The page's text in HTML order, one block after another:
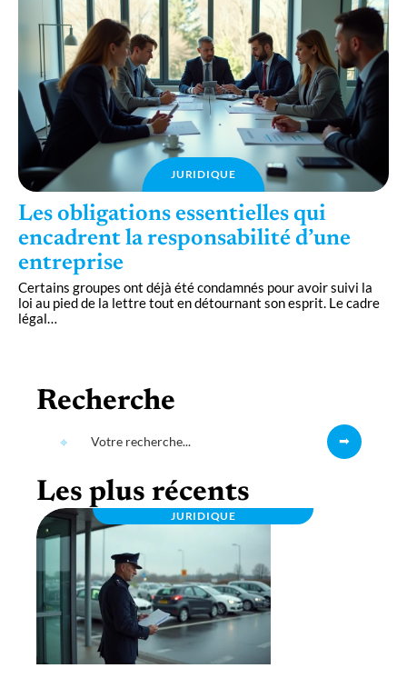
JURIDIQUE
Les obligations essentielles qui
encadrent la responsabilité d’une
entreprise
Certains groupes ont déjà été condamnés pour avoir suivi la
loi au pied de la lettre tout en détournant son esprit. Le cadre
légal…
Recherche
Les plus récents
JURIDIQUE